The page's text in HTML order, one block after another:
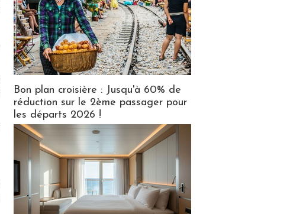
Bon plan croisière : Jusqu'à 60% de
réduction sur le 2ème passager pour
les départs 2026 !